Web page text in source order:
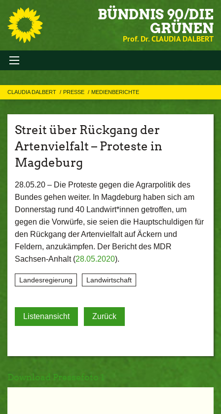
BÜNDNIS 90/DIE
GRÜNEN
Prof. Dr. CLAUDIA DALBERT
CLAUDIA DALBERT PRESSE MEDIENBERICHTE
Streit über Rückgang der
Artenvielfalt – Proteste in
Magdeburg
28.05.20 – Die Proteste gegen die Agrarpolitik des
Bundes gehen weiter. In Magdeburg haben sich am
Donnerstag rund 40 Landwirt*innen getroffen, um
gegen die Vorwürfe, sie seien die Hauptschuldigen für
den Rückgang der Artenvielfalt auf Äckern und
Feldern, anzukämpfen. Der Bericht des MDR
Sachsen-Anhalt (28.05.2020).
Landesregierung Landwirtschaft
Listenansicht Zurück
Download Pressefoto 1